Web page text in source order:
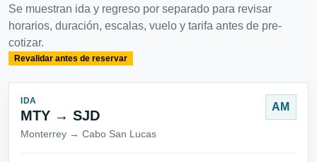
Se muestran ida y regreso por separado para revisar
horarios, duración, escalas, vuelo y tarifa antes de pre-
cotizar.
Revalidar antes de reservar
IDA
MTY → SJD
Monterrey → Cabo San Lucas
AM